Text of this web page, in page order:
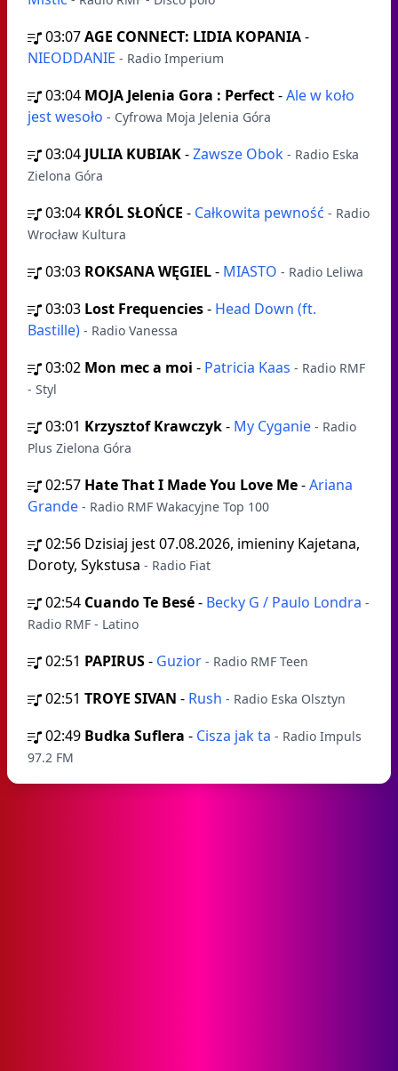
03:07AGE CONNECT: LIDIA KOPANIA-
NIEODDANIE - Radio Imperium
03:04 MOJA Jelenia Gora : Perfect-Ale w koło
jest wesoło - Cyfrowa Moja Jelenia Góra
03:04 JULIA KUBIAK-Zawsze Obok - Radio Eska
Zielona Góra
03:04 KRÓL SŁOŃCE - Całkowita pewność - Radio
Wrocław Kultura
03:03 ROKSANA WĘGIEL- MIASTO - Radio Leliwa
03:03 Lost Frequencies- Head Down (ft.
Bastille) - Radio Vanessa
03:02 Mon mec a moi - Patricia Kaas - Radio RMF
- Styl
03:01 Krzysztof Krawczyk- My Cyganie - Radio
Plus Zielona Góra
02:57 Hate That I Made You Love Me-Ariana
Grande - Radio RMF Wakacyjne Top 100
02:56 Dzisiaj jest 07.08.2026, imieniny Kajetana,
Doroty, Sykstusa - Radio Fiat
02:54 Cuando Te Besé- Becky G / Paulo Londra -
Radio RMF - Latino
02:51 PAPIRUS- Guzior - Radio RMF Teen
02:51 TROYE SIVAN - Rush - Radio Eska Olsztyn
02:49 Budka Suflera - Cisza jak ta - Radio Impuls
97.2 FM